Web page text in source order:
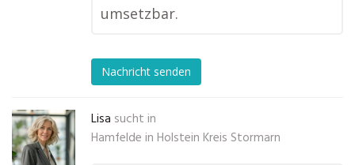
umsetzbar.
Nachricht senden
Lisa sucht in
Hamfelde in Holstein Kreis Stormarn